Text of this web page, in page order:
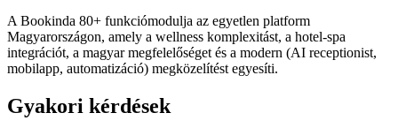
A Bookinda 80+ funkciómodulja az egyetlen platform
Magyarországon, amely a wellness komplexitást, a hotel-spa
integrációt, a magyar megfelelőséget és a modern (AI receptionist,
mobilapp, automatizáció) megközelítést egyesíti.
Gyakori kérdések